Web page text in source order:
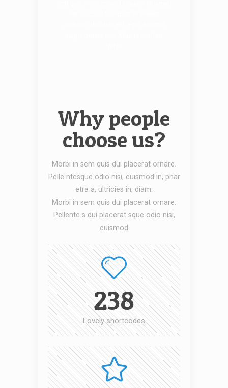
Why people
choose us?
Morbi in sem quis dui placerat ornare.
Pelle ntesque odio nisi, euismod in, phar
etra a, ultricies in, diam.
Morbi in sem quis dui placerat ornare.
Pellente s dui placerat sque odio nisi,
euismod
238
Lovely shortcodes